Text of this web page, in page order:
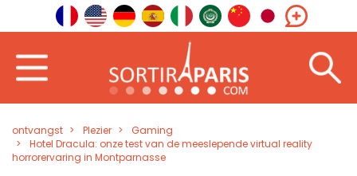
ontvangst Plezier
Gaming
Hotel Dracula: onze test van de meeslepende virtual reality
horrorervaring in Montparnasse